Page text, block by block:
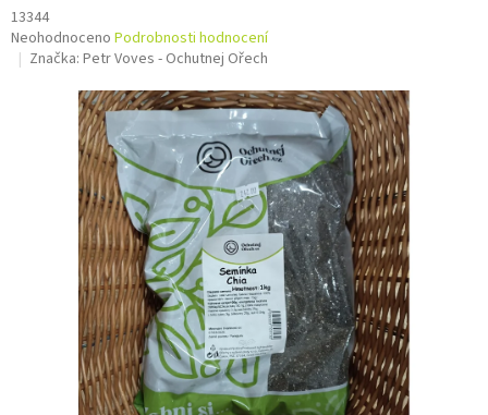
13344
Průměrné
hodnocení
hvězdiček.
Neohodnoceno Podrobnosti hodnocení
Značka: Petr Voves - Ochutnej Ořech